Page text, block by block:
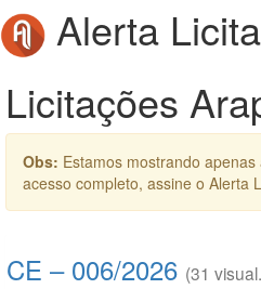
Alerta
Licitações
Obs: Estamos mostrando
acesso completo, assine o Alerta
CE – 006/2026 (31